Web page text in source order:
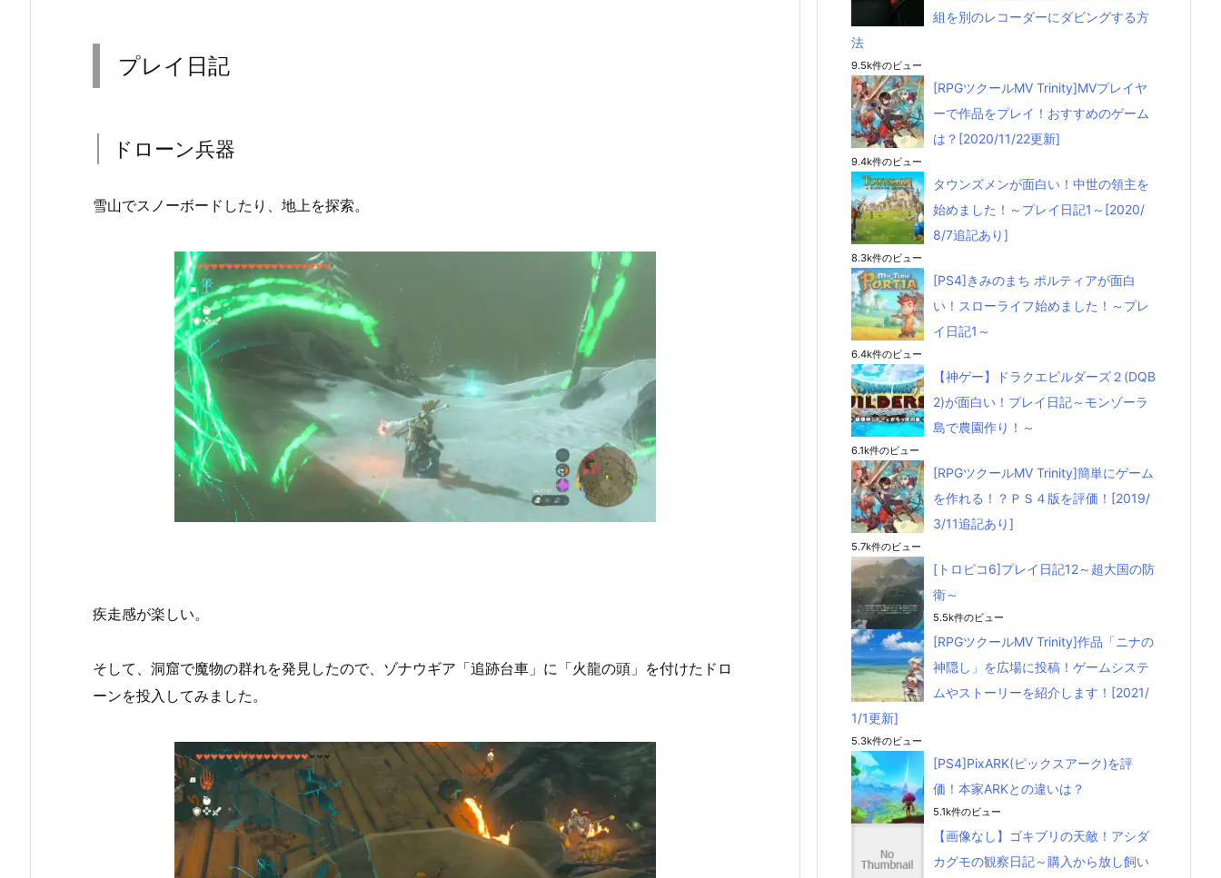
プレイ日記
ドローン兵器
雪山でスノーボードしたり、地上を探索。
疾走感が楽しい。
そして、洞窟で魔物の群れを発見したので、ゾナウギア「追跡台車」に「火龍の頭」を付けたドロ
ーンを投入してみました。
組を別のレコーダーにダビングする方
法
9.5k件のビュー
[RPGツクールMV Trinity]MVプレイヤ
ーで作品をプレイ！おすすめのゲーム
は？[2020/11/22更新]
9.4k件のビュー
タウンズメンが面白い！中世の領主を
始めました！～プレイ日記1～[2020/
8/7追記あり]
8.3k件のビュー
[PS4]きみのまち ポルティアが面白
い！スローライフ始めました！～プレ
イ日記1～
6.4k件のビュー
【神ゲー】ドラクエビルダーズ２(DQB
2)が面白い！プレイ日記～モンゾーラ
島で農園作り！～
6.1k件のビュー
[RPGツクールMV Trinity]簡単にゲーム
を作れる！？ＰＳ４版を評価！[2019/
3/11追記あり]
5.7k件のビュー
[トロピコ6]プレイ日記12～超大国の防
衛～
5.5k件のビュー
[RPGツクールMV Trinity]作品「ニナの
神隠し」を広場に投稿！ゲームシステ
ムやストーリーを紹介します！[2021/
1/1更新]
5.3k件のビュー
[PS4]PixARK(ピックスアーク)を評
価！本家ARKとの違いは？
5.1k件のビュー
【画像なし】ゴキブリの天敵！アシダ
カグモの観察日記～購入から放し飼い